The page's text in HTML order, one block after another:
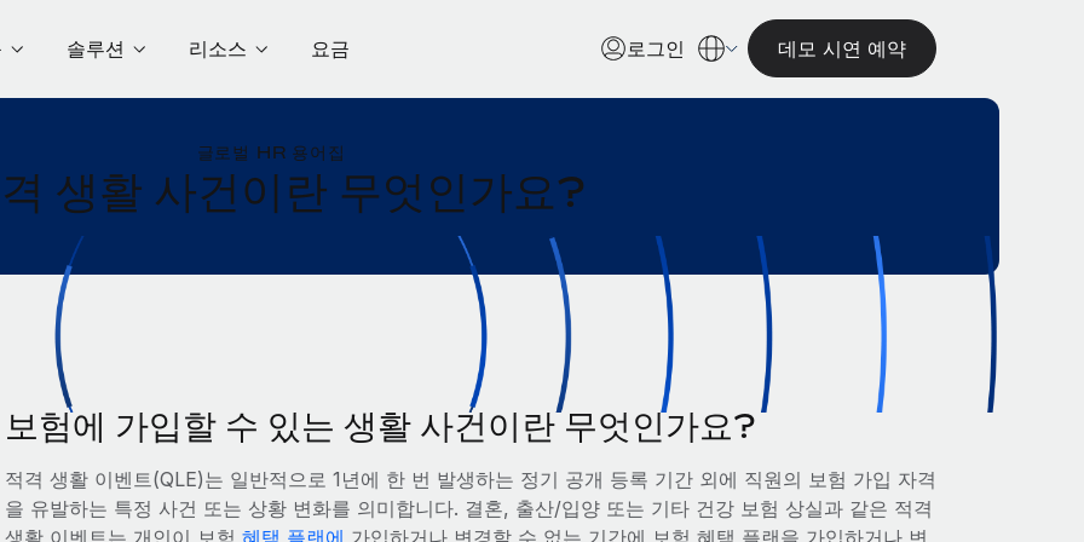
솔루션 리소스 요금 로그인 데모 시연 예약
글로벌 HR 용어집
생활 사건이란 무엇인가요?
보험에 가입할 수 있는 생활 사건이란 무엇인가요?
적격 생활 이벤트(QLE)는 일반적으로 1년에 한 번 발생하는 정기 공개 등록 기간 외에 직원의 보험 가입 자격
을 유발하는 특정 사건 또는 상황 변화를 의미합니다. 결혼, 출산/입양 또는 기타 건강 보험 상실과 같은 적격
생활 이벤트는 개인이 보험 혜택 플랜에 가입하거나 변경할 수 없는 기간에 보험 혜택 플랜을 가입하거나 변